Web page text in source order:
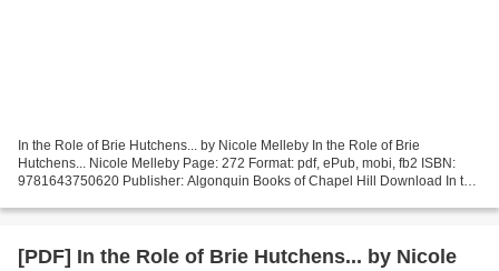
In the Role of Brie Hutchens... by Nicole Melleby In the Role of Brie
Hutchens... Nicole Melleby Page: 272 Format: pdf, ePub, mobi, fb2 ISBN:
9781643750620 Publisher: Algonquin Books of Chapel Hill Download In the
[PDF] In the Role of Brie Hutchens... by Nicole